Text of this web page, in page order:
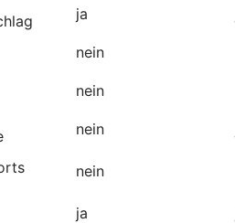
ja
nein
nein
nein
nein
ja